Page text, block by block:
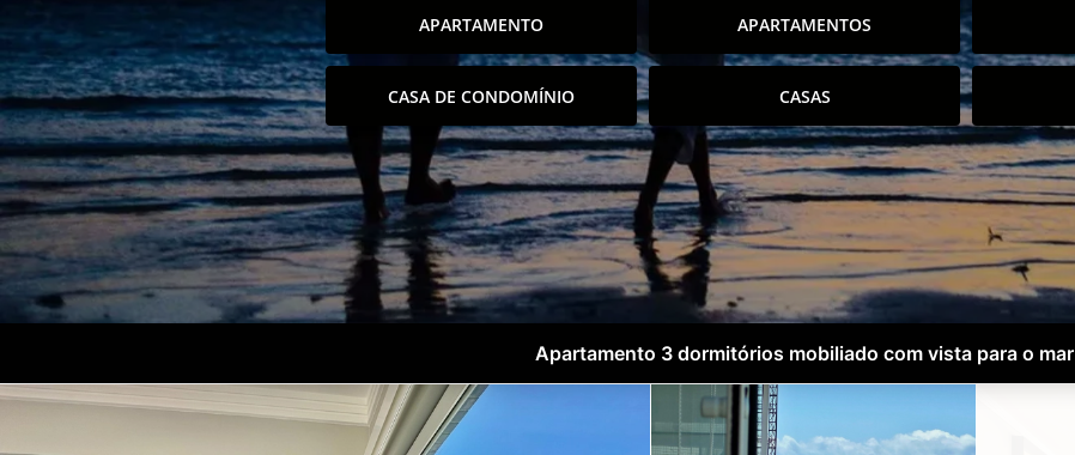
APARTAMENTO APARTAMENTOS
CASA DE CONDOMÍNIO CASAS
Apartamento 3 dormitórios mobiliado com vista para o mar